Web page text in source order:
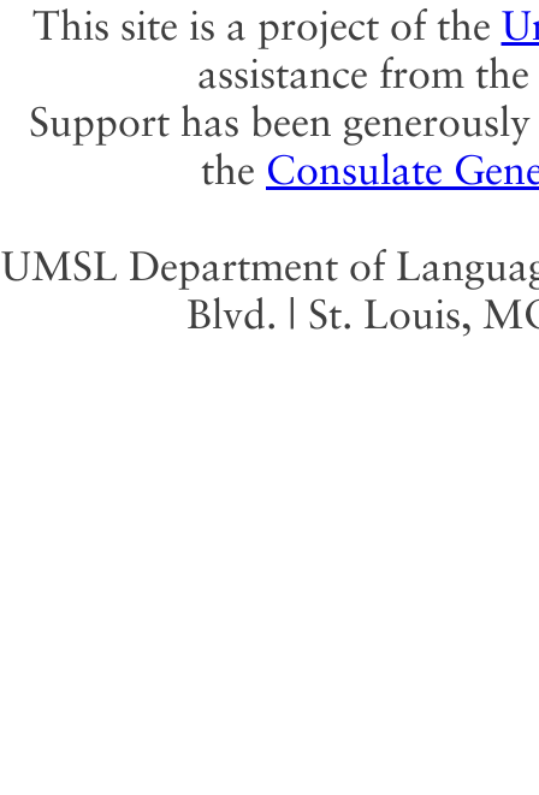
This site is a project of the
assistance from the
Support has been
the Consulate
UMSL Department of
Blvd. | St. Louis,